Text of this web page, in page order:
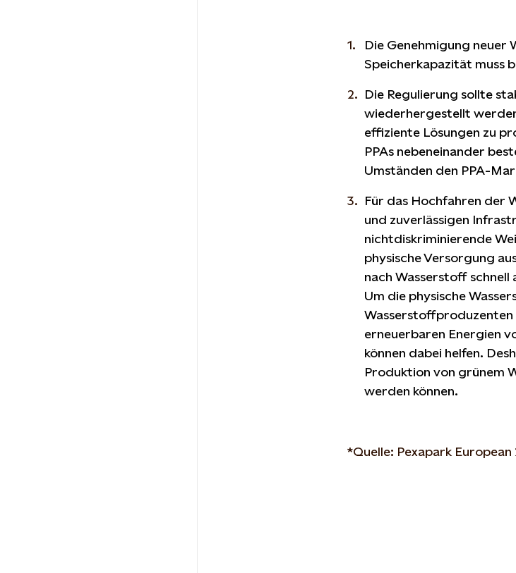
Die Genehmigung
Speicherkapazität muss
Die Regulierung sollte
wiederhergestellt
effiziente Lösungen zu
PPAs nebeneinander
Umständen den PPA-
Für das Hochfahren der
und zuverlässigen
nichtdiskriminierende
physische Versorgung
nach Wasserstoff schnell
Um die physische
erneuerbaren Energien
können dabei helfen.
Produktion von grünem
werden können.
*Quelle: Pexapark